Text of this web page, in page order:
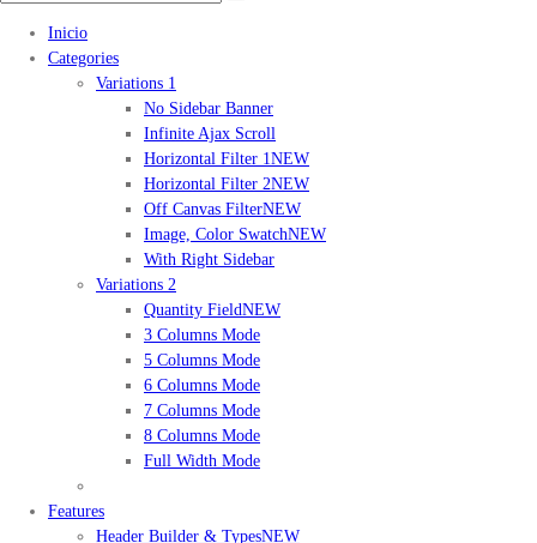
Inicio
Categories
Variations 1
No Sidebar Banner
Infinite Ajax Scroll
Horizontal Filter 1NEW
Horizontal Filter 2NEW
Off Canvas FilterNEW
Image, Color SwatchNEW
With Right Sidebar
Variations 2
Quantity FieldNEW
3 Columns Mode
5 Columns Mode
6 Columns Mode
7 Columns Mode
8 Columns Mode
Full Width Mode
Features
Header Builder & TypesNEW